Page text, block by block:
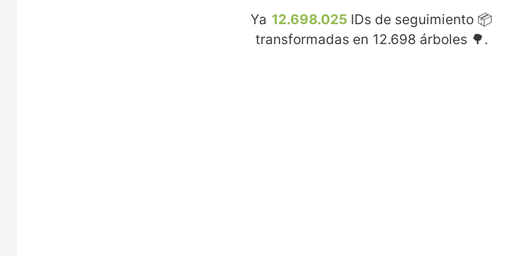
Ya 12.698.025 IDs de seguimiento 📦
transformadas en 12.698 árboles 🌳.